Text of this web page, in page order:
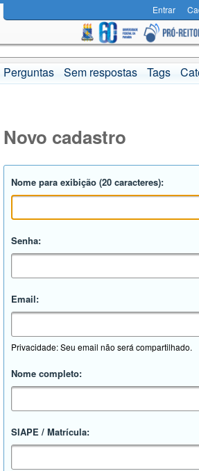
Entrar
Perguntas Sem respostas Tags
Novo cadastro
Nome para exibição (20 caracteres):
Senha:
Email:
Privacidade: Seu email não será compartilhado.
Nome completo:
SIAPE / Matrícula: